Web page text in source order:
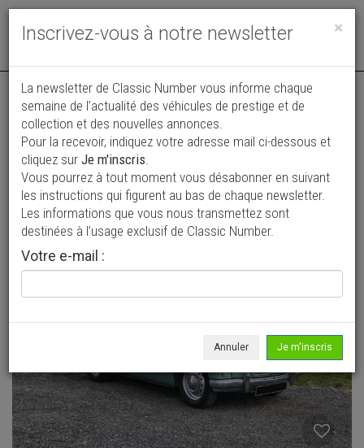
Toggle
Annonce actualisée le 05/08/2026 ( il y a 2 jours )
MG A 1500 Coupé
25 500 €
1957 Coupé 4 157 km
×
Inscrivez-vous à notre newsletter
La newsletter de Classic Number vous informe chaque
semaine de l’actualité des véhicules de prestige et de
collection et des nouvelles annonces.
Pour la recevoir, indiquez votre adresse mail ci-dessous et
cliquez sur Je m'inscris.
Vous pourrez à tout moment vous désabonner en suivant
les instructions qui figurent au bas de chaque newsletter.
Les informations que vous nous transmettez sont
destinées à l’usage exclusif de Classic Number.
Votre e-mail :
Annuler Je m'inscris